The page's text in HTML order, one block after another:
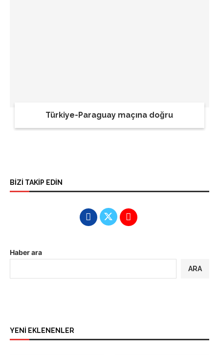
Türkiye-Paraguay maçına doğru
BİZİ TAKİP EDİN
Haber ara
ARA
YENİ EKLENENLER